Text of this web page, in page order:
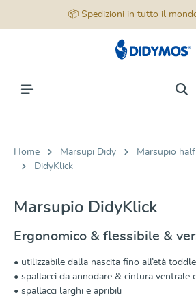
📦 Spedizioni in tutto il
Home Marsupi Didy
Marsupio
DidyKlick
Marsupio DidyKlick
Ergonomico & flessibile &
• utilizzabile dalla nascita fino all’età
• spallacci da annodare & cintura ventrale
• spallacci larghi e apribili